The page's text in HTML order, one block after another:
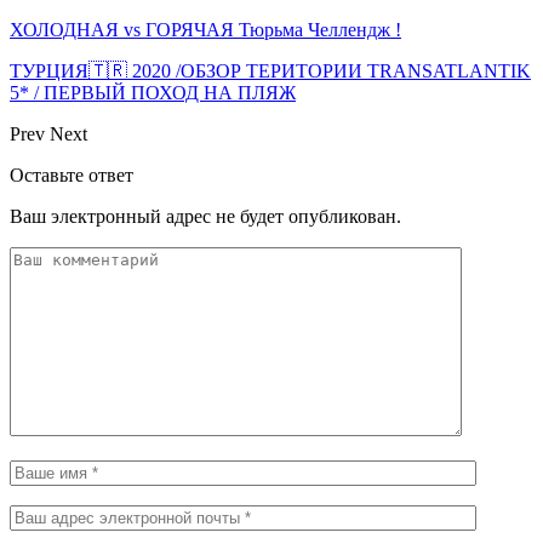
ХОЛОДНАЯ vs ГОРЯЧАЯ Тюрьма Челлендж !
ТУРЦИЯ🇹🇷 2020 /ОБЗОР ТЕРИТОРИИ TRANSATLANTIK
5* / ПЕРВЫЙ ПОХОД НА ПЛЯЖ
Prev Next
Оставьте ответ
Ваш электронный адрес не будет опубликован.